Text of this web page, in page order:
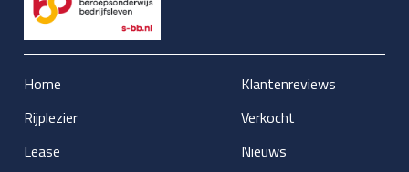
Home
Rijplezier
Lease
Klantenreviews
Verkocht
Nieuws